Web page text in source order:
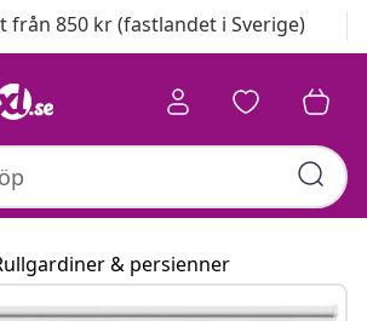
från 850 kr (fastlandet i Sverige)
& persienner